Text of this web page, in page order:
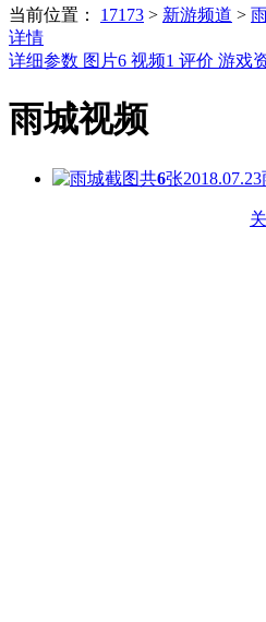
当前位置： 17173 > 新游频道 >
详情
详细参数 图片6 视频1 评价 游戏
雨城视频
共6张2018.07.23